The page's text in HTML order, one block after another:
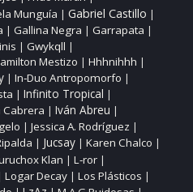
Munguía | Gabriel Castillo |
| Gallina Negra | Garrapata |
| Gwykqll |
Mestizo | Hhhnihhh |
| In‑Duo Antropomorfo |
| Infinito Tropical |
Cabrera | Iván Abreu |
| Jessica A. Rodríguez |
| Jucsay| Karen Chalco |
Klan | L‑ror|
Logar Decay| Los Plásticos |